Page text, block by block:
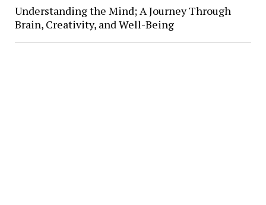
Understanding the Mind; A Journey Through
Brain, Creativity, and Well-Being